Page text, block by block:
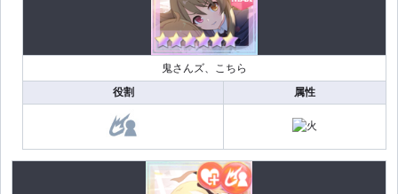
鬼さんズ、こちら
役割
属性